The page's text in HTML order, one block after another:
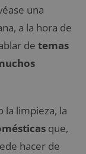
una
a la hora de
de temas
la limpieza, la
que,
hacer de